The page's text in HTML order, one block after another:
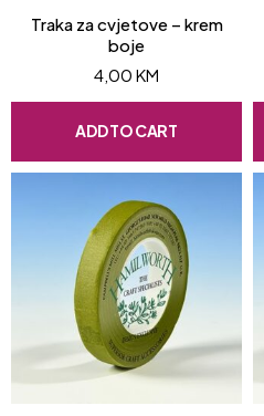
Traka za cvjetove – krem
boje
4,00 KM
ADD TO CART